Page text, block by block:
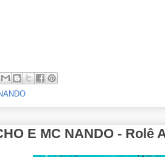
E MC NANDO - Rolê